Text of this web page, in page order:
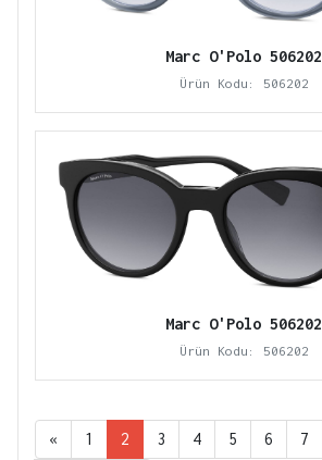
Marc O'Polo 506202
Ürün Kodu: 506202
Marc O'Polo 506202
Ürün Kodu: 506202
« 1 2 3 4 5 6 7